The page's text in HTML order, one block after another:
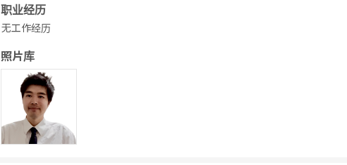
职业经历
无工作经历
照片库